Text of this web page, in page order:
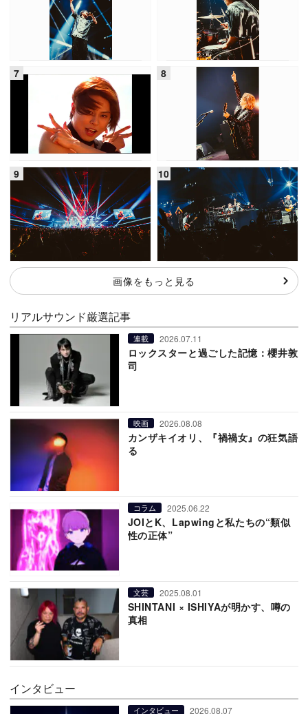
画像をもっと見る
リアルサウンド厳選記事
連載 2026.07.11
ロックスターと過ごした記憶：櫻井敦
司
映画 2026.08.08
カンザキイオリ、『禍禍女』の狂気語
る
コラム 2025.06.22
JOIとK、Lapwingと私たちの“類似
性の正体”
文芸 2025.08.01
SHINTANI × ISHIYAが明かす、噂の
真相
インタビュー
インタビュー 2026.08.07